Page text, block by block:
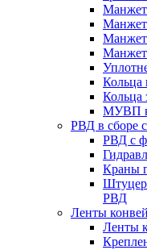
Кольца
МУВП
РВД в сборе
РВД с
Краны
РВД
Ленты
Ленты